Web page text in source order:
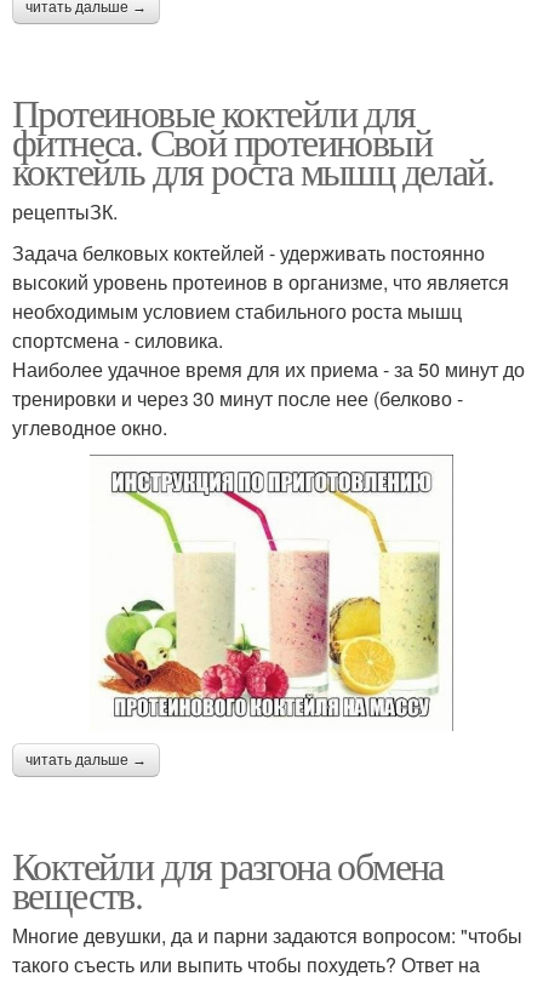
Коктейль для набора Коктейли для набора
Коктейли для
массонабора
Шоколадный коктейль
коктейле
Коктейли перед диетой
Фитнес-коктейли для
похудения
Сытные коктейли Творожный коктейль
Молочные коктейли
Коктейли для блендера
читать дальше →
Протеиновые коктейли для
фитнеса. Свой протеиновый
коктейль для роста мышц делай.
рецептыЗК.
Задача белковых коктейлей - удерживать постоянно
высокий уровень протеинов в организме, что является
необходимым условием стабильного роста мышц
спортсмена - силовика.
Наиболее удачное время для их приема - за 50 минут до
тренировки и через 30 минут после нее (белково -
углеводное окно.
читать дальше →
Коктейли для разгона обмена
веществ.
Многие девушки, да и парни задаются вопросом: "чтобы
такого съесть или выпить чтобы похудеть? Ответ на